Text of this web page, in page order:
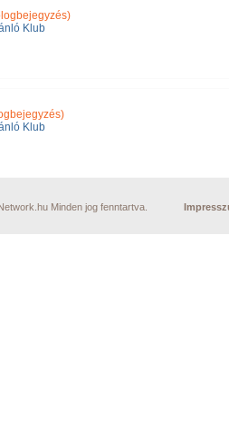
Klub
Klub
Minden jog fenntartva.